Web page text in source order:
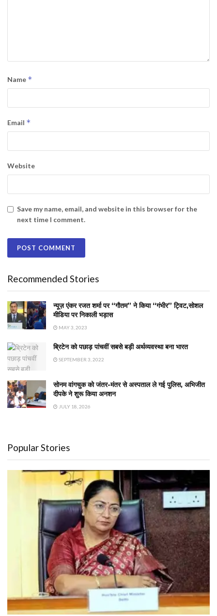
Name *
Email *
Website
Save my name, email, and website in this browser for the
next time I comment.
Recommended Stories
न्यूज़ एंकर रजत शर्मा पर “गौतम” ने किया “गंभीर” ट्विट,सोशल
मीडिया पर निकाली भड़ास
MAY 3, 2023
ब्रिटेन को पछाड़ पांचवीं सबसे बड़ी अर्थव्यवस्था बना भारत
SEPTEMBER 3, 2022
सोनम वांगचुक को जंतर-मंतर से अस्पताल ले गई पुलिस, अभिजीत
दीपके ने शुरू किया अनशन
JULY 18, 2026
Popular Stories